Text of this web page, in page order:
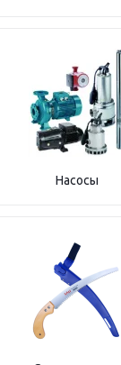
Насосы